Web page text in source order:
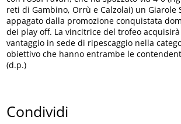
reti di Gambino, Orrù e Calzolai) un Giarole
appagato dalla promozione conquistata
dei play off. La vincitrice del trofeo
vantaggio in sede di ripescaggio nella
obiettivo che hanno entrambe le
(d.p.)
Condividi